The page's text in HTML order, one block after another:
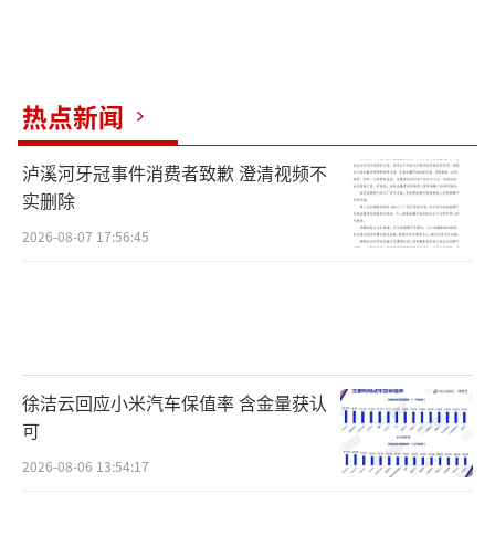
热点新闻
泸溪河牙冠事件消费者致歉 澄清视频不
实删除
2026-08-07 17:56:45
徐洁云回应小米汽车保值率 含金量获认
可
2026-08-06 13:54:17